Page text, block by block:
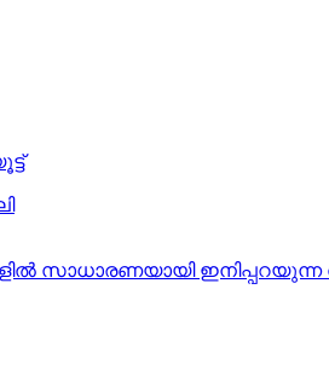
സാധാരണയായി